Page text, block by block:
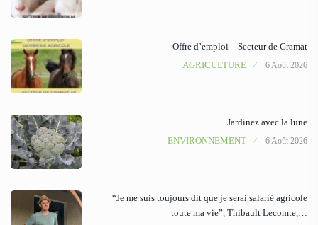
Offre d’emploi – Secteur de Gramat
AGRICULTURE
6 Août 2026
Jardinez avec la lune
ENVIRONNEMENT
6 Août 2026
“Je me suis toujours dit que je serai salarié agricole
toute ma vie”, Thibault Lecomte,…